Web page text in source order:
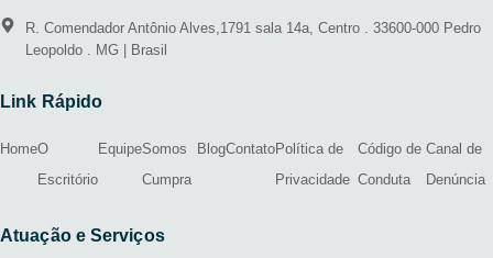
R. Comendador Antônio Alves,1791 sala 14a, Centro . 33600-000 Pedro
Leopoldo . MG | Brasil
Link Rápido
HomeO
Escritório
EquipeSomos
Cumpra
BlogContatoPolítica de
Privacidade
Código de
Conduta
Canal de
Denúncia
Atuação e Serviços